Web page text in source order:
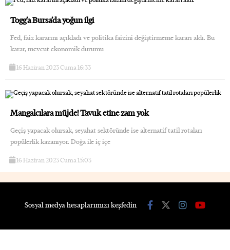
Togg’a Bursa’da yoğun ilgi
Fed, faiz kararını açıkladı ve politika faizini değiştirmeme kararı aldı. Bu
karar, mevcut ekonomik durumu
16 Haziran 2023 Cuma 16:33
Mangalcılara müjde! Tavuk etine zam yok
Geçiş yapacak olursak, seyahat sektöründe ise alternatif tatil rotaları
popülerlik kazanıyor. Doğa ile iç içe
16 Haziran 2023 Cuma 15:03
Sosyal medya hesaplarımızı keşfedin